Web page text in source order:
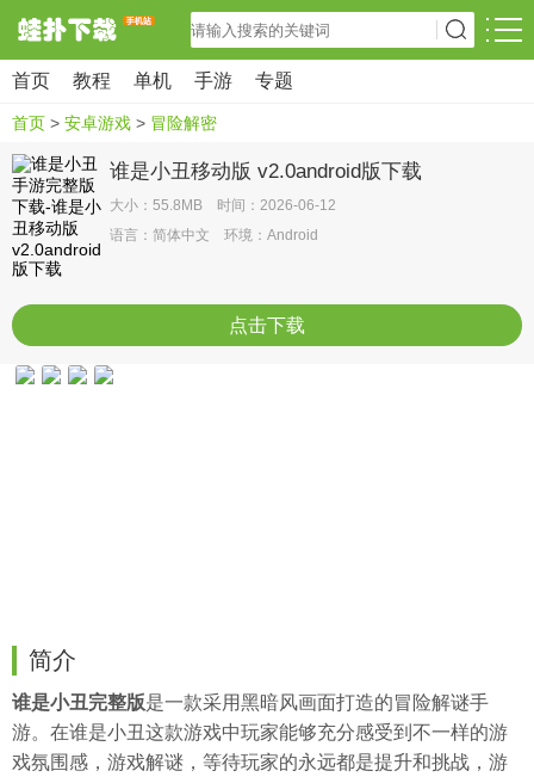
首页 教程 单机 手游 专题
首页 > 安卓游戏 > 冒险解密
谁是小丑移动版 v2.0android版下载
大小：55.8MB 时间：2026-06-12
语言：简体中文 环境：Android
点击下载
简介
谁是小丑完整版是一款采用黑暗风画面打造的冒险解谜手
游。在谁是小丑这款游戏中玩家能够充分感受到不一样的游
戏氛围感，游戏解谜，等待玩家的永远都是提升和挑战，游